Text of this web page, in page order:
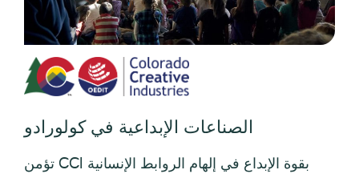
وإحداث التغيير الاجتماعي ودعم النشاط الاقتصادي
في جميع أنحاء كولورادو. نحن نركز على تعزيز حيوية
الفنون البصرية والأدائية والأدبية من خلال الترويج
والموارد وفرص التمويل.